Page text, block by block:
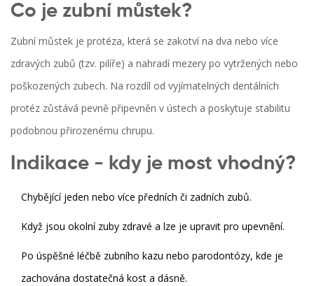
Co je zubní můstek?
Zubní můstek je protéza, která se zakotví na dva nebo více
zdravých zubů (tzv. pilíře) a nahradí mezery po vytržených nebo
poškozených zubech. Na rozdíl od vyjímatelných dentálních
protéz zůstává pevně připevněn v ústech a poskytuje stabilitu
podobnou přirozenému chrupu.
Indikace - kdy je most vhodný?
Chybějící jeden nebo více předních či zadních zubů.
Když jsou okolní zuby zdravé a lze je upravit pro upevnění.
Po úspěšné léčbě zubního kazu nebo parodontózy, kde je
zachována dostatečná kost a dásně.